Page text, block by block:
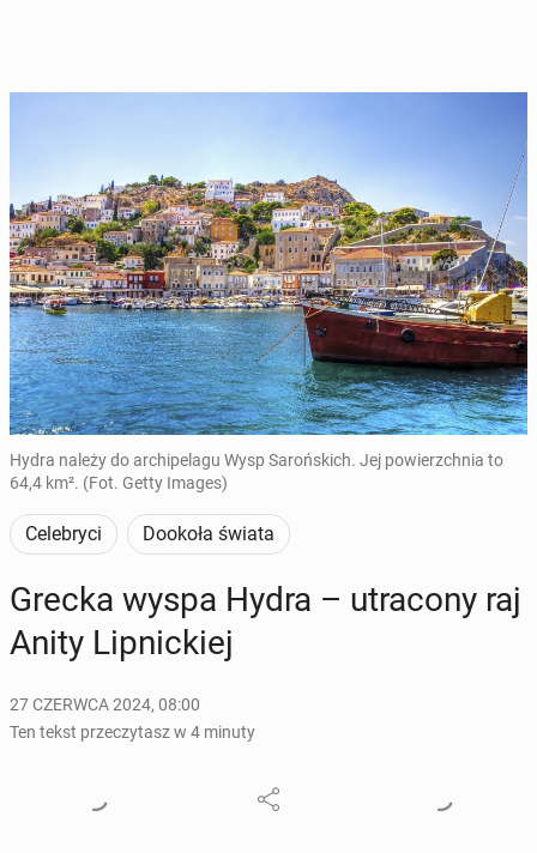
Hydra należy do archipelagu Wysp Sarońskich. Jej powierzchnia to
64,4 km². (Fot. Getty Images)
Celebryci Dookoła świata
Grecka wyspa Hydra – utra­co­ny raj
Anity Lip­nic­kiej
27 CZERWCA 2024, 08:00
Ten tekst przeczytasz w 4 minuty